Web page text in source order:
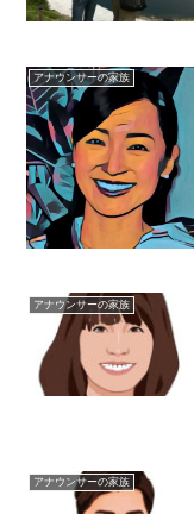
アナウンサーの家族
アナウンサーの家族
アナウンサーの家族